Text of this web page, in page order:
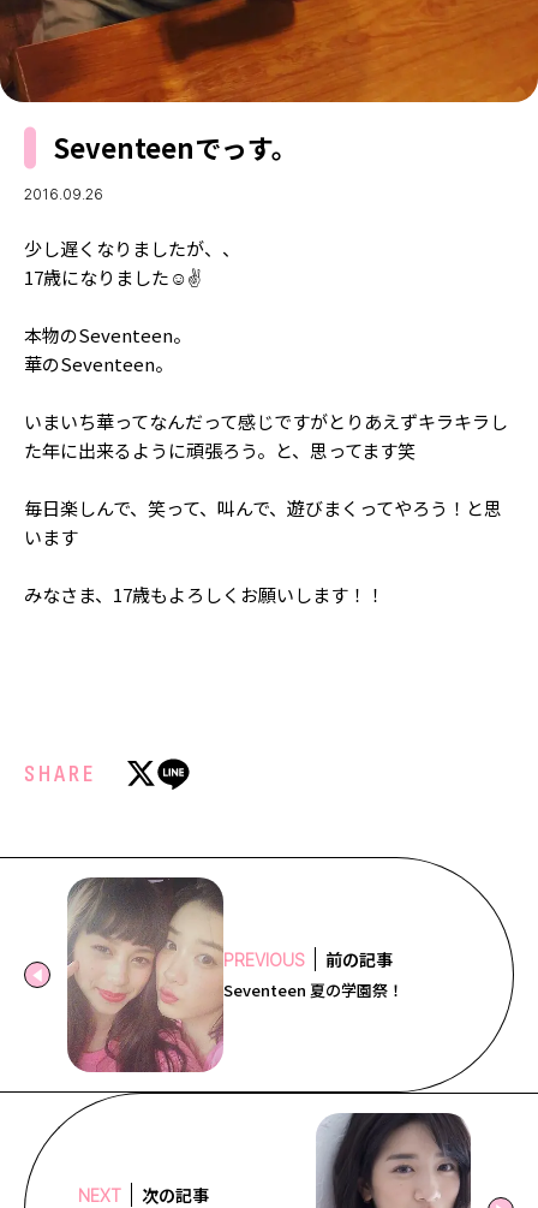
ゲッターズ飯田
MISS SEVENTEEN
ミスセブンティーンニュース
MAGAZINE
INFORMATION
Seventeen
新規会員登録・ログイン
Seventeenでっす。
2016.09.26
少し遅くなりましたが、、
17歳になりました☺️︎✌️︎
本物のSeventeen。
華のSeventeen。
いまいち華ってなんだって感じですがとりあえずキラキラし
た年に出来るように頑張ろう。と、思ってます笑
毎日楽しんで、笑って、叫んで、遊びまくってやろう！と思
います
みなさま、17歳もよろしくお願いします！！
SHARE
PREVIOUS 前の記事
Seventeen 夏の学園祭！
NEXT 次の記事